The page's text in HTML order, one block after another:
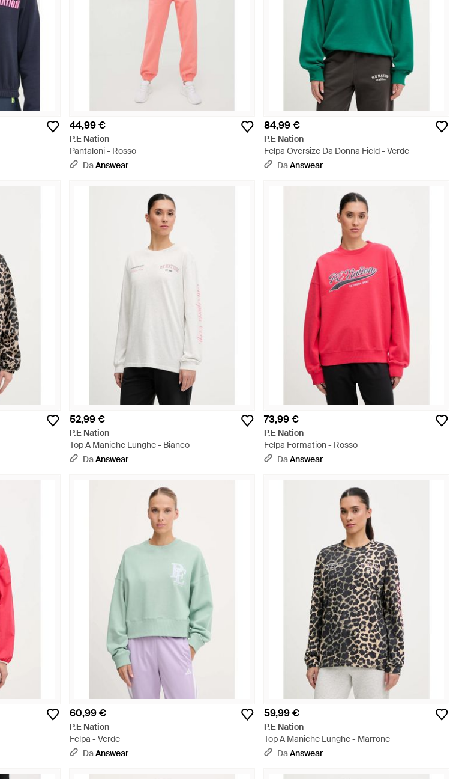
44,99 €
P.E Nation
Pantaloni - Rosso
DaAnswear
84,99 €
P.E Nation
Felpa Oversize Da Donna Field - Verde
DaAnswear
52,99 €
P.E Nation
Top A Maniche Lunghe - Bianco
DaAnswear
73,99 €
P.E Nation
Felpa Formation - Rosso
DaAnswear
60,99 €
P.E Nation
Felpa - Verde
DaAnswear
59,99 €
P.E Nation
Top A Maniche Lunghe - Marrone
DaAnswear